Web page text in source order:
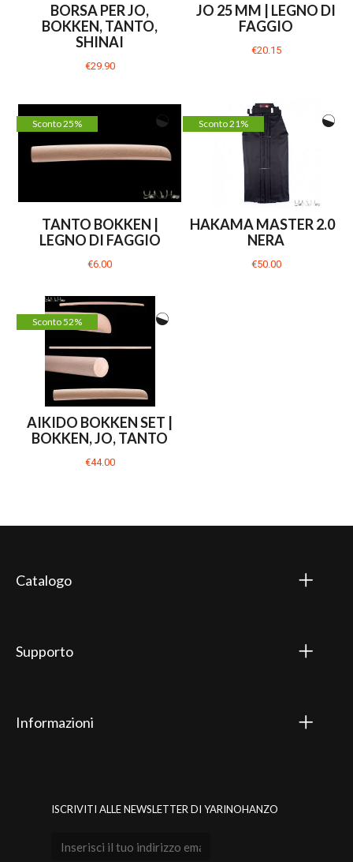
BORSA PER JO,
BOKKEN, TANTO,
SHINAI
€29.90
JO 25 MM | LEGNO DI
FAGGIO
€20.15
Sconto 25%
TANTO BOKKEN |
LEGNO DI FAGGIO
€6.00
Sconto 21%
HAKAMA MASTER 2.0 |
NERA
€50.00
Sconto 52%
AIKIDO BOKKEN SET |
BOKKEN, JO, TANTO
€44.00
Catalogo
Supporto
Informazioni
ISCRIVITI ALLE NEWSLETTER DI YARINOHANZO